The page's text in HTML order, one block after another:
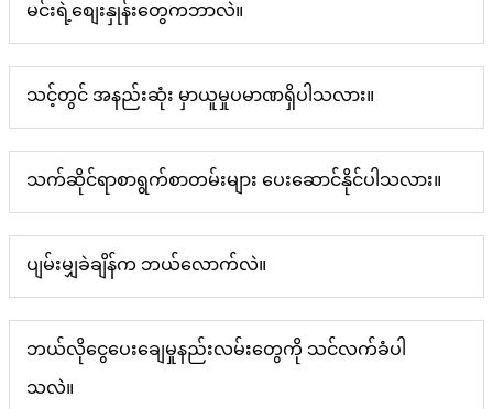
မင်းရဲ့စျေးနှုန်းတွေကဘာလဲ။
သင့်တွင် အနည်းဆုံး မှာယူမှုပမာဏရှိပါသလား။
သက်ဆိုင်ရာစာရွက်စာတမ်းများ ပေးဆောင်နိုင်ပါသလား။
ပျမ်းမျှခဲချိန်က ဘယ်လောက်လဲ။
ဘယ်လိုငွေပေးချေမှုနည်းလမ်းတွေကို သင်လက်ခံပါ
သလဲ။